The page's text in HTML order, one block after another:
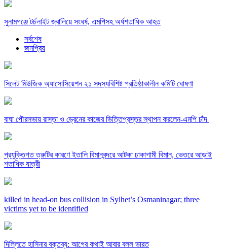
সুনামগঞ্জে টর্চলাইট জ্বালিয়ে সংঘর্ষ, এমপিসহ অর্ধশতাধিক আহত
সর্বশেষ
জনপ্রিয়
সিলেট মিউজিক অ্যাসোসিয়েশন ২১ সদস্যবিশিষ্ট প্রতিষ্ঠাকালীন কমিটি ঘোষণা
বাঘা পৌরসভায় রাস্তা ও ড্রেনের কাজের ভিত্তিপ্রস্তর স্থাপন করলেন-এমপি চাঁদ
প্রযুক্তিগত ত্রুটির কারণে ইতালি বিমানবন্দরে আটকা ঢাকাগামী বিমান, ভেতরে আড়াই
শতাধিক যাত্রী
killed in head-on bus collision in Sylhet’s Osmaninagar; three
victims yet to be identified
দিল্লিতে হাসিনার বক্তব্য: আগের কথাই আবার বলল ভারত